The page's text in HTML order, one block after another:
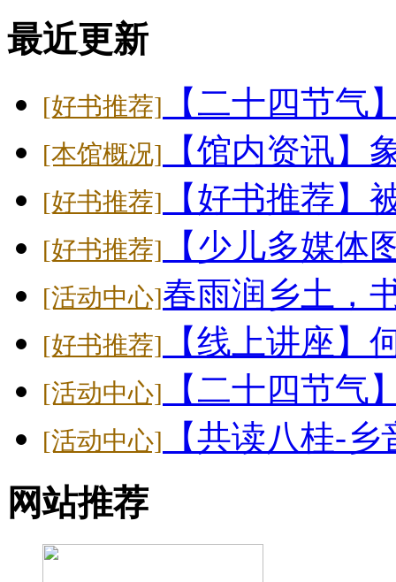
最近更新
[好书推荐] 【二十四节气
[本馆概况] 【馆内资讯】
[好书推荐] 【好书推荐】
[好书推荐] 【少儿多媒体
[活动中心]春雨润乡土
[好书推荐] 【线上讲座】
[活动中心] 【二十四节气
[活动中心] 【共读八桂-
网站推荐